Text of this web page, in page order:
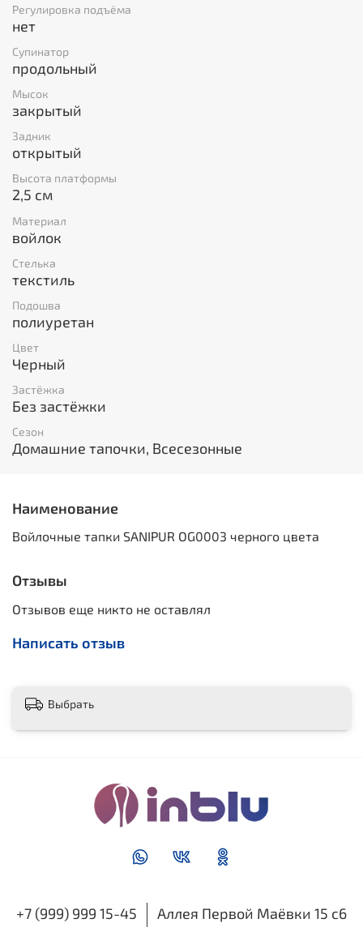
Регулировка подъёма
нет
Супинатор
продольный
Мысок
закрытый
Задник
открытый
Высота платформы
2,5 см
Материал
войлок
Стелька
текстиль
Подошва
полиуретан
Цвет
Черный
Застёжка
Без застёжки
Сезон
Домашние тапочки, Всесезонные
Наименование
Войлочные тапки SANIPUR OG0003 черного цвета
Отзывы
Отзывов еще никто не оставлял
Написать отзыв
Выбрать
+7 (999) 999 15-45 Аллея Первой Маёвки 15 с6